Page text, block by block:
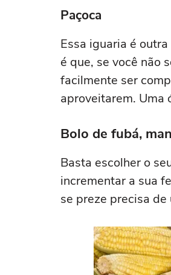
Paçoca
Essa iguaria é
é que, se você não
facilmente ser
aproveitarem. Uma
Bolo de fubá,
Basta escolher o
incrementar a sua
se preze precisa